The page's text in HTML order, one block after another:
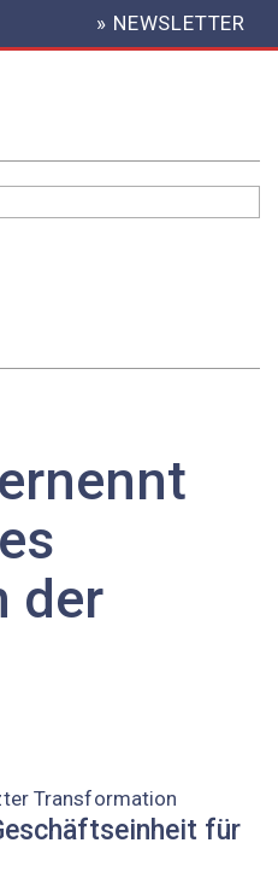
HEADER
MENU
» NEWSLETTER
der
Transformation
für